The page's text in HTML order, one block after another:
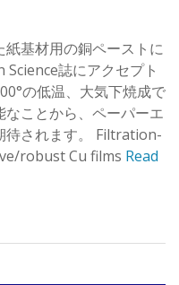
基材用の銅ペーストに
誌にアクセプト
の低温、大気下焼成で
ことから、ペーパーエ
待されます。 Filtration-
robust Cu films Read